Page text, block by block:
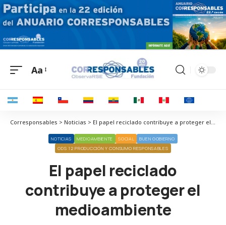
Aa
Corresponsables > Noticias > El papel reciclado contribuye a proteger el medioambiente
NOTICIAS MEDIOAMBIENTE SOCIAL
BUEN GOBIERNO
ODS 12 PRODUCCIÓN Y CONSUMO RESPONSABLES
El papel reciclado
contribuye a proteger el
medioambiente